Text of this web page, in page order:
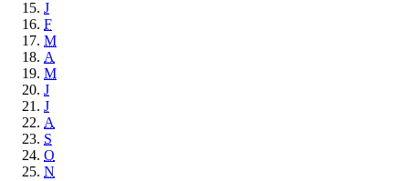
J
F
M
A
M
J
J
A
S
O
N